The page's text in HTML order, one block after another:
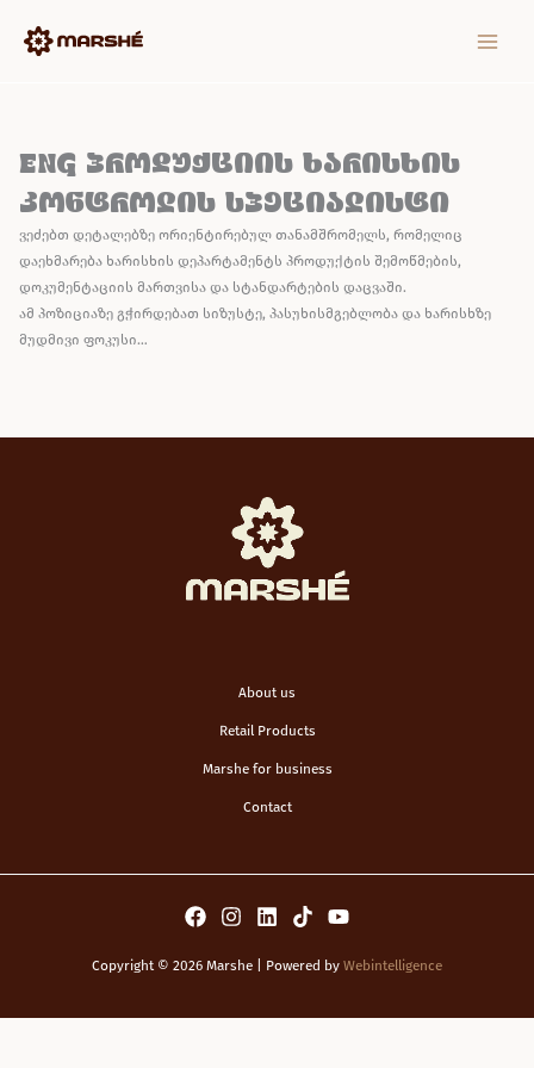
eng პროდუქციის ხარისხის
კონტროლის სპეციალისტი
ვეძებთ დეტალებზე ორიენტირებულ თანამშრომელს, რომელიც
დაეხმარება ხარისხის დეპარტამენტს პროდუქტის შემოწმების,
დოკუმენტაციის მართვისა და სტანდარტების დაცვაში.
ამ პოზიციაზე გჭირდებათ სიზუსტე, პასუხისმგებლობა და ხარისხზე
მუდმივი ფოკუსი…
About us
Retail Products
Marshe for business
Contact
Copyright © 2026 Marshe | Powered by Webintelligence